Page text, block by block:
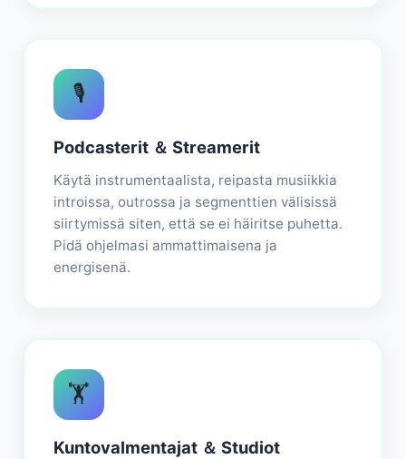
🎙️
Podcasterit ＆ Streamerit
Käytä instrumentaalista, reipasta musiikkia
introissa, outrossa ja segmenttien välisissä
siirtymissä siten, että se ei häiritse puhetta.
Pidä ohjelmasi ammattimaisena ja
energisenä.
🏋️
Kuntovalmentajat ＆ Studiot